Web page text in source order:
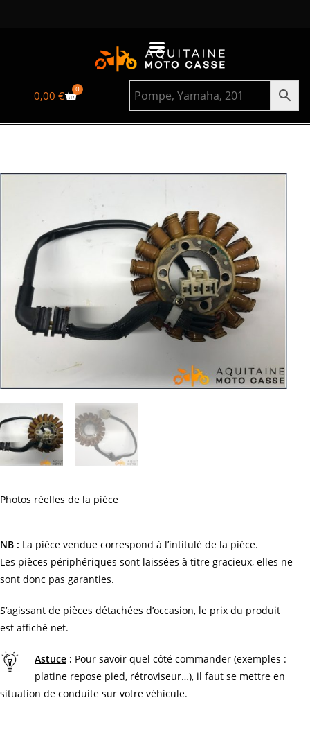
0,00€ 0
Photos réelles de la pièce
NB : La pièce vendue correspond à l’intitulé de la pièce.
Les pièces périphériques sont laissées à titre gracieux, elles ne
sont donc pas garanties.
S’agissant de pièces détachées d’occasion, le prix du produit
est affiché net.
Astuce : Pour savoir quel côté commander (exemples :
platine repose pied, rétroviseur…), il faut se mettre en
situation de conduite sur votre véhicule.